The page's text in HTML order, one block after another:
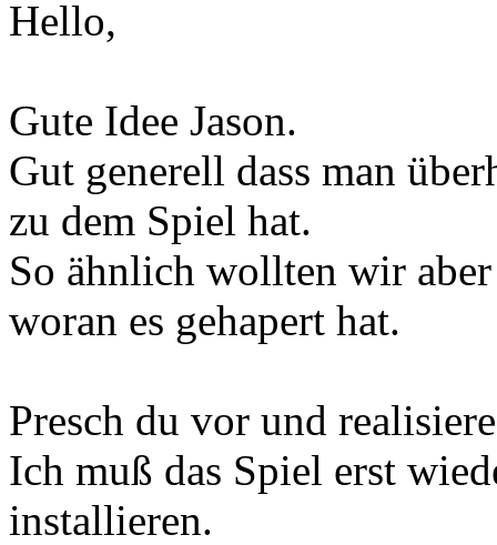
Hello,
Gute Idee Jason.
Gut generell dass man
zu dem Spiel hat.
So ähnlich wollten wir
woran es gehapert hat.
Presch du vor und
Ich muß das Spiel erst
installieren.